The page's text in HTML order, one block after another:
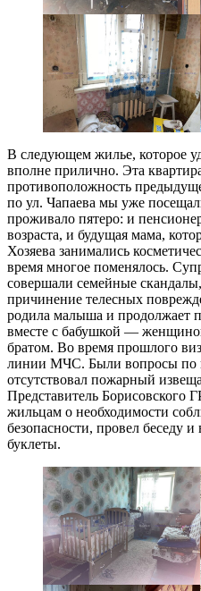
В следующем жилье, которое
вполне прилично. Эта
противоположность
по ул. Чапаева мы уже
проживало пятеро: и
возраста, и будущая мама,
Хозяева занимались
время многое поменялось.
совершали семейные
причинение телесных
родила малыша и продолжает
вместе с бабушкой —
братом. Во время прошлого
линии МЧС. Были вопросы по
отсутствовал пожарный
Представитель Борисовского
жильцам о необходимости
безопасности, провел беседу
буклеты.